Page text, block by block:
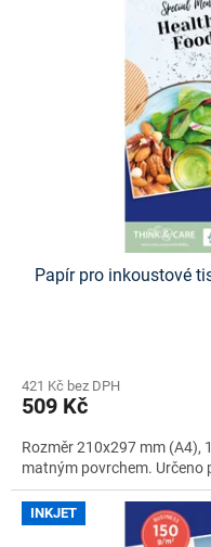
Papír pro inkoustové
421 Kč bez DPH
509 Kč
Rozměr 210x297 mm (A4),
matným povrchem. Určeno
INKJET